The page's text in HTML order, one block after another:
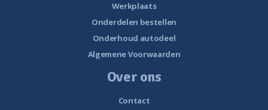
Werkplaats
Onderdelen bestellen
Onderhoud autodeel
Algemene Voorwaarden
Over ons
Contact